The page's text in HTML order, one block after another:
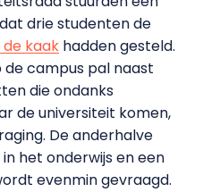
drie studenten de
kaakhadden gesteld.
de campus pal naast
die ondanks
de universiteit komen,
De anderhalve
het onderwijs en een
evenmin gevraagd.